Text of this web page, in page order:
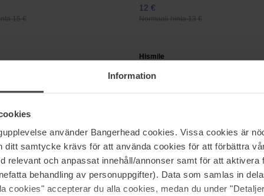
Information
använder Bangerhead cookies. Vissa cookies är
ditt samtycke krävs för att använda cookies för att förbättra
relevant och anpassat innehåll/annonser samt för att aktivera
behandling av personuppgifter). Data som samlas in
cookies" accepterar du alla cookies, medan du under
15 €
12 €
Normaali hinta 13 €
13 €
Hismile
12 g
Hismile
Smilesticka
20 pcs
9 €